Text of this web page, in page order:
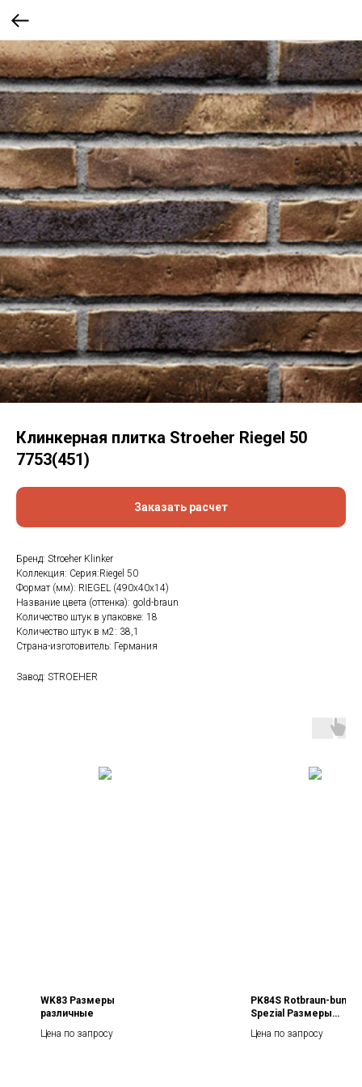
Клинкерная плитка Stroeher Riegel 50
7753(451)
Заказать расчет
Бренд: Stroeher Klinker
Коллекция: Серия:Riegel 50
Формат (мм): RIEGEL (490х40х14)
Название цвета (оттенка): gold-braun
Количество штук в упаковке: 18
Количество штук в м2: 38,1
Страна-изготовитель: Германия
Завод: STROEHER
WK83 Размеры
различные
Цена по запросу
PK84S Rotbraun-bunt
Spezial Размеры
Цена по запросу